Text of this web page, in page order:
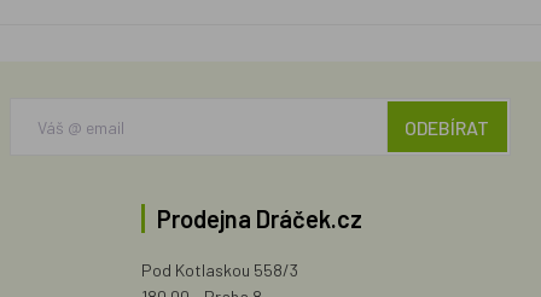
ODEBÍRAT
Prodejna Dráček.cz
Pod Kotlaskou 558/3